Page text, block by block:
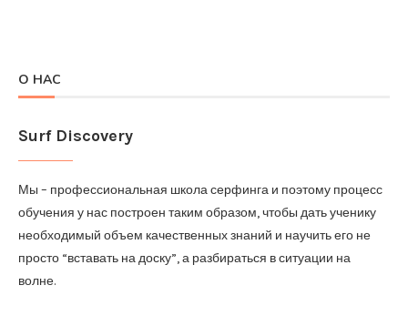
О НАС
Surf Discovery
Мы – профессиональная школа серфинга и поэтому процесс
обучения у нас построен таким образом, чтобы дать ученику
необходимый объем качественных знаний и научить его не
просто “вставать на доску”, а разбираться в ситуации на
волне.